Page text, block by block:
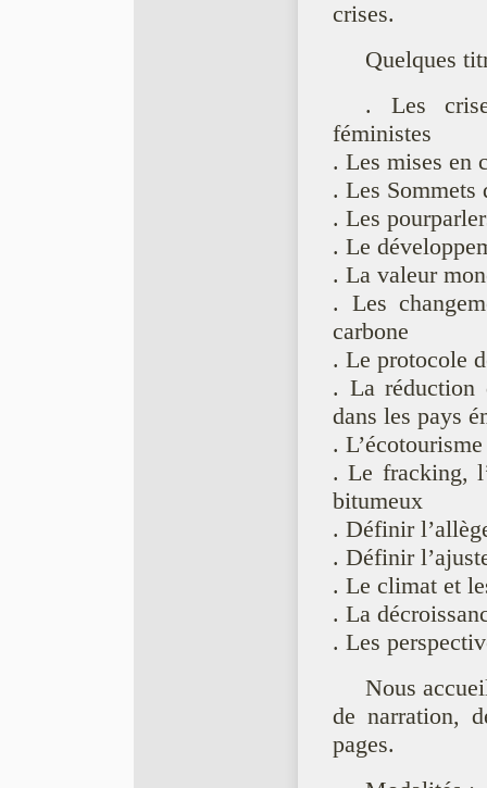
crises.
Quelques
. Les
féministes
. Les mises en
. Les Sommets
. Les
. Le
. La valeur
. Les
carbone
. Le protocole
. La réduction
dans les pays
. L’écotourisme
. Le fracking,
bitumeux
. Définir
. Définir
. Le climat et
. La
. Les
Nous
de narration,
pages.